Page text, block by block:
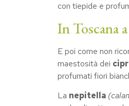
con tiepide e
In Toscana
E poi come non
maestosità dei
profumati fiori
La nepitella